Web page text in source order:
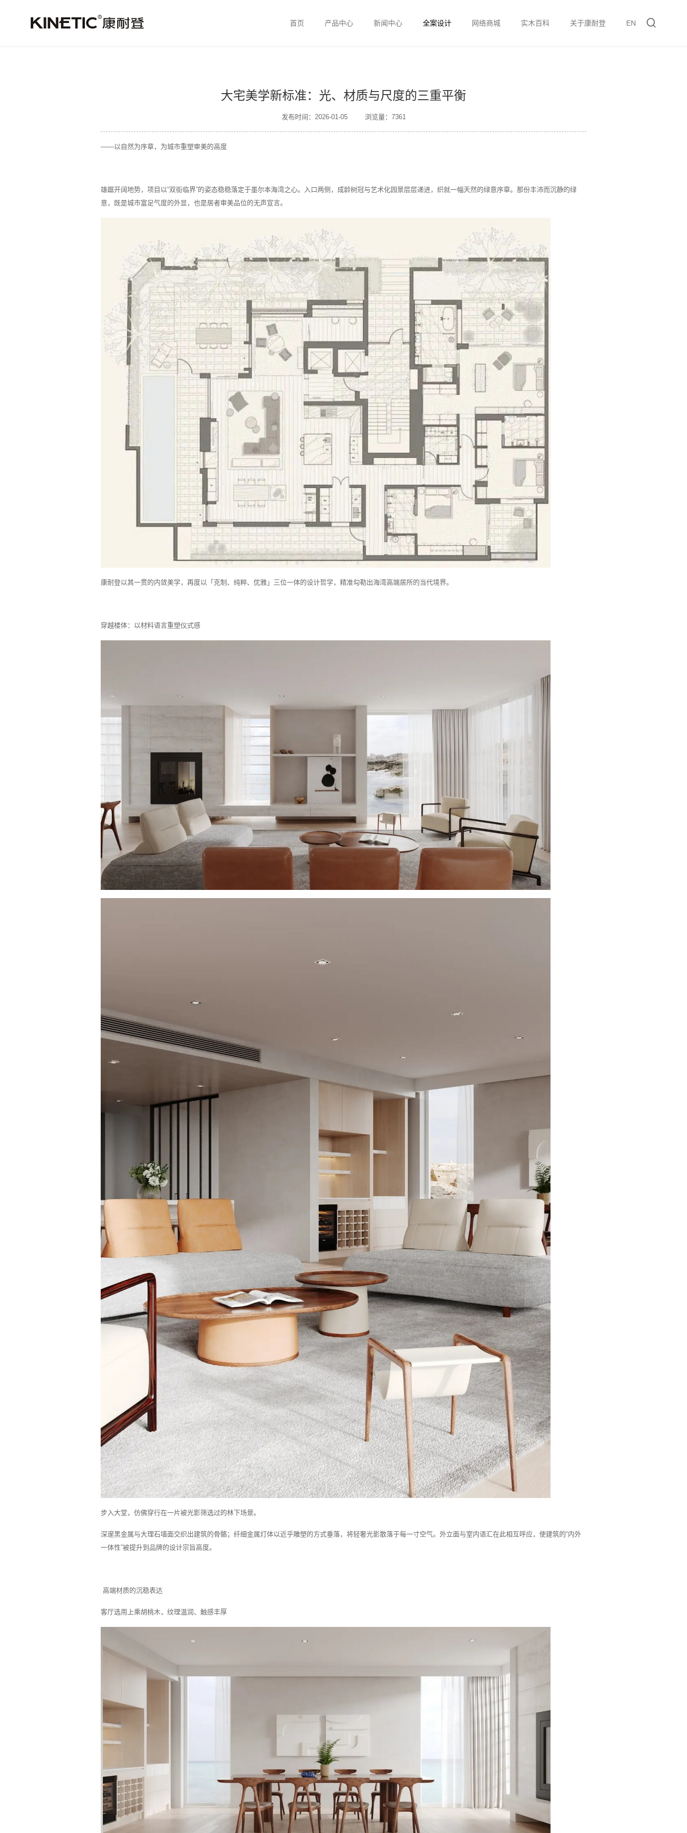
首页 产品中心 新闻中心 全案设计 网络商城 实木百科 关于康耐登 EN
大宅美学新标准：光、材质与尺度的三重平衡
发布时间：2026-01-05 浏览量：7361
——以自然为序章，为城市重塑审美的高度
雄踞开阔地势，项目以“双街临界”的姿态稳稳落定于墨尔本海湾之心。入口两侧，成龄树冠与艺术化园景层层递进，织就一幅天然的绿意序章。那份丰沛而沉静的绿
意，既是城市富足气度的外显，也是居者审美品位的无声宣言。
康耐登以其一贯的内敛美学，再度以「克制、纯粹、优雅」三位一体的设计哲学，精准勾勒出海湾高端居所的当代境界。
穿越楼体：以材料语言重塑仪式感
步入大堂，仿佛穿行在一片被光影筛选过的林下场景。
深邃黑金属与大理石墙面交织出建筑的骨骼；纤细金属灯体以近乎雕塑的方式垂落，将轻奢光影散落于每一寸空气。外立面与室内语汇在此相互呼应，使建筑的“内外
一体性”被提升到品牌的设计宗旨高度。
高端材质的沉稳表达
客厅选用上乘胡桃木，纹理温润、触感丰厚